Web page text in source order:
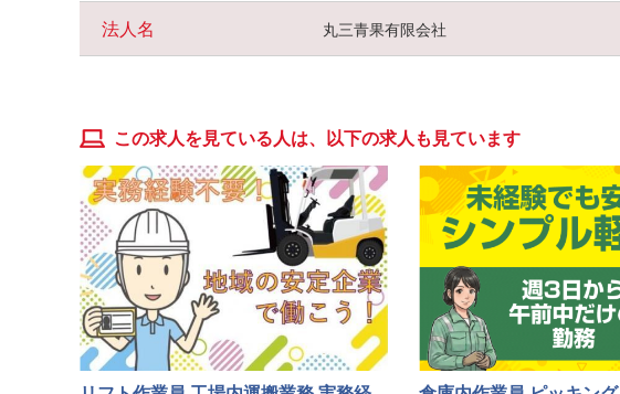
法人名 丸三青果有限会社
この求人を見ている人は、以下の求人も見ています